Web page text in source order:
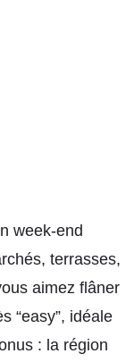
week-end
terrasses,
aimez flâner
“easy”, idéale
: la région